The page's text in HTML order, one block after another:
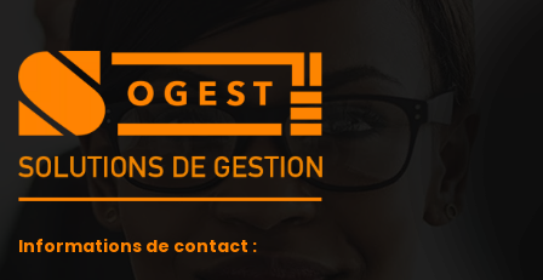
Informations de contact :